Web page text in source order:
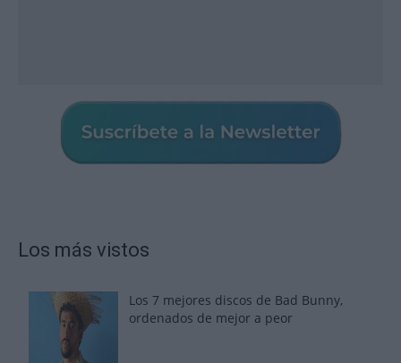
Los más vistos
Los 7 mejores discos de Bad Bunny,
ordenados de mejor a peor